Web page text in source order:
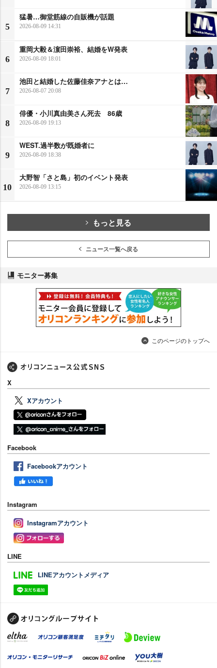
5
猛暑…御堂筋線の自販機が話題
2026-08-09 14:31
6
重岡大毅＆濵田崇裕、結婚をW発表
2026-08-09 18:01
7
池田と結婚した佐藤佳奈アナとは…
2026-08-07 20:08
8
俳優・小川真由美さん死去 86歳
2026-08-09 19:13
9
WEST.過半数が既婚者に
2026-08-09 18:38
10
大野智「さと島」初のイベント発表
2026-08-09 13:15
もっと見る
ニュース一覧へ戻る
モニター募集
このページのトップへ
X
Xアカウント
Facebook
Facebookアカウント
Instagram
Instagramアカウント
LINE
LINEアカウントメディア